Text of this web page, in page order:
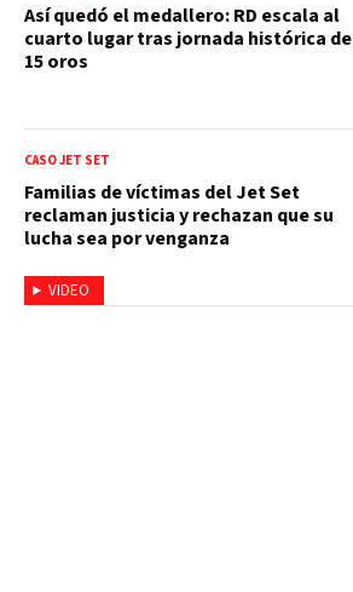
Así quedó el medallero: RD escala al
cuarto lugar tras jornada histórica de
15 oros
VIDEO
CASO JET SET
Familias de víctimas del Jet Set
reclaman justicia y rechazan que su
lucha sea por venganza